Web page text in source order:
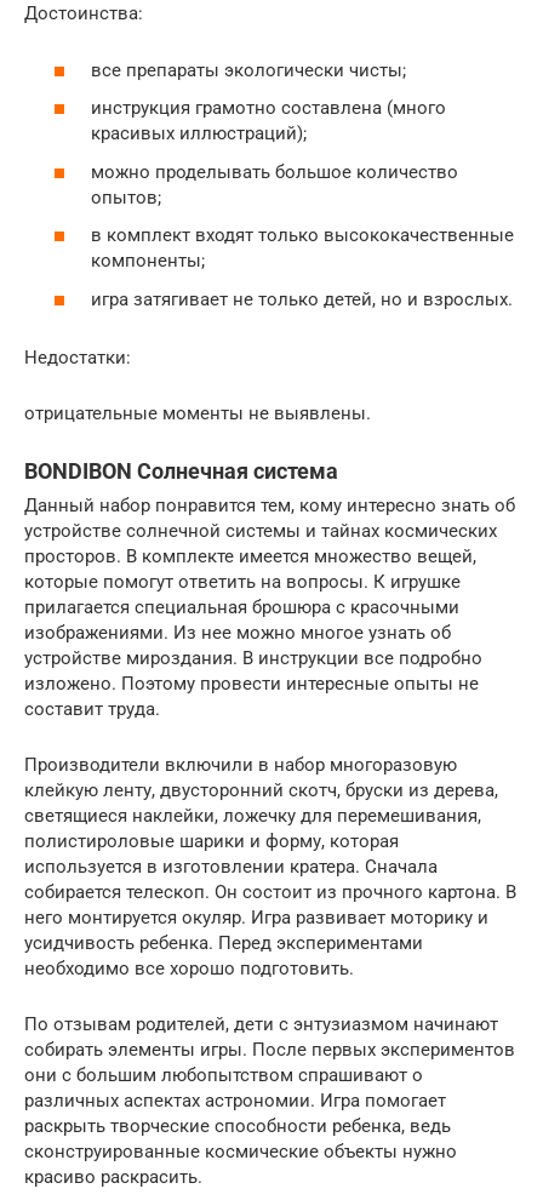
Достоинства:
все препараты экологически чисты;
инструкция грамотно составлена (много
красивых иллюстраций);
можно проделывать большое количество
опытов;
в комплект входят только высококачественные
компоненты;
игра затягивает не только детей, но и взрослых.
Недостатки:
отрицательные моменты не выявлены.
BONDIBON Солнечная система
Данный набор понравится тем, кому интересно знать об
устройстве солнечной системы и тайнах космических
просторов. В комплекте имеется множество вещей,
которые помогут ответить на вопросы. К игрушке
прилагается специальная брошюра с красочными
изображениями. Из нее можно многое узнать об
устройстве мироздания. В инструкции все подробно
изложено. Поэтому провести интересные опыты не
составит труда.
Производители включили в набор многоразовую
клейкую ленту, двусторонний скотч, бруски из дерева,
светящиеся наклейки, ложечку для перемешивания,
полистироловые шарики и форму, которая
используется в изготовлении кратера. Сначала
собирается телескоп. Он состоит из прочного картона. В
него монтируется окуляр. Игра развивает моторику и
усидчивость ребенка. Перед экспериментами
необходимо все хорошо подготовить.
По отзывам родителей, дети с энтузиазмом начинают
собирать элементы игры. После первых экспериментов
они с большим любопытством спрашивают о
различных аспектах астрономии. Игра помогает
раскрыть творческие способности ребенка, ведь
сконструированные космические объекты нужно
красиво раскрасить.